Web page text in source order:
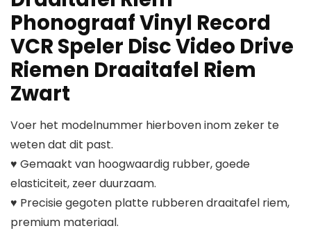
Phonograaf Vinyl Record
VCR Speler Disc Video Drive
Riemen Draaitafel Riem
Zwart
Voer het modelnummer hierboven inom zeker te
weten dat dit past.
♥ Gemaakt van hoogwaardig rubber, goede
elasticiteit, zeer duurzaam.
♥ Precisie gegoten platte rubberen draaitafel riem,
premium materiaal.